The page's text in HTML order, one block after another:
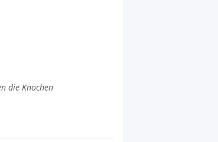
die Knochen